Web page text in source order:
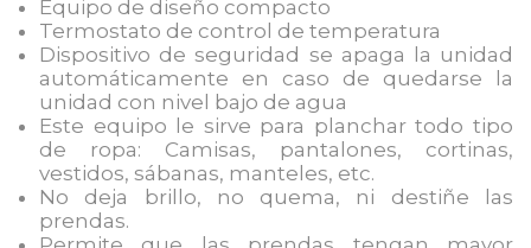
Equipo de diseño compacto
Termostato de control de temperatura
Dispositivo de seguridad se apaga la unidad
automáticamente en caso de quedarse la
unidad con nivel bajo de agua
Este equipo le sirve para planchar todo tipo
de ropa: Camisas, pantalones, cortinas,
vestidos, sábanas, manteles, etc.
No deja brillo, no quema, ni destiñe las
prendas.